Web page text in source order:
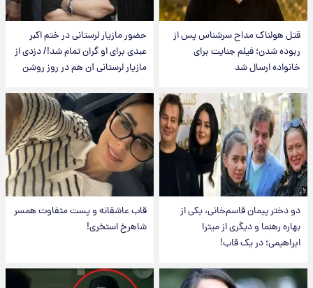
قتل هولناک مداح سرشناس پس از
ربوده شدن؛ فیلم جنایت برای
خانواده ارسال شد
حضور مازیار لرستانی در ختم اکبر
عبدی برای او گران تمام شد!/ دزدی از
مازیار لرستانی آن هم در روز روشن
دو دختر پیمان قاسم‌خانی، یکی از
بهاره رهنما و دیگری از میترا
ابراهیمی؛ در یک قاب!
قاب عاشقانه و پست متفاوت همسر
شاهرخ استخری!